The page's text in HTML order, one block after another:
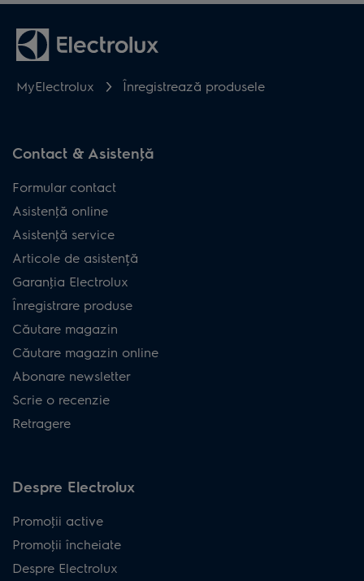
MyElectrolux Înregistrează produsele
Contact & Asistenţă
Formular contact
Asistenţă online
Asistenţă service
Articole de asistență
Garanţia Electrolux
Înregistrare produse
Căutare magazin
Căutare magazin online
Abonare newsletter
Scrie o recenzie
Retragere
Despre Electrolux
Promoţii active
Promoţii încheiate
Despre Electrolux